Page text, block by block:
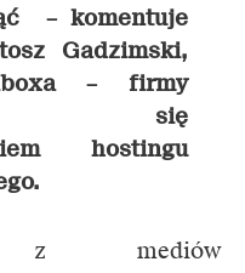
– komentuje
Gadzimski,
– firmy
się
hostingu
z mediów